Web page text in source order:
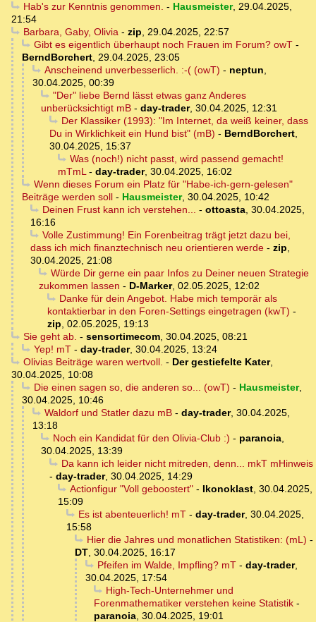
Hab's zur Kenntnis genommen. - Hausmeister, 29.04.2025,
21:54
Barbara, Gaby, Olivia- zip, 29.04.2025, 22:57
Gibt es eigentlich überhaupt noch Frauen im Forum? owT-
BerndBorchert, 29.04.2025, 23:05
Anscheinend unverbesserlich. :-( (owT) - neptun,
30.04.2025, 00:39
"Der" liebe Bernd lässt etwas ganz Anderes
unberücksichtigt mB - day-trader, 30.04.2025, 12:31
Der Klassiker (1993): "Im Internet, da weiß keiner, dass
Du in Wirklichkeit ein Hund bist" (mB) - BerndBorchert,
30.04.2025, 15:37
Was (noch!) nicht passt, wird passend gemacht!
mTmL- day-trader, 30.04.2025, 16:02
Wenn dieses Forum ein Platz für "Habe-ich-gern-gelesen"
Beiträge werden soll - Hausmeister, 30.04.2025, 10:42
Deinen Frust kann ich verstehen... - ottoasta, 30.04.2025,
16:16
Volle Zustimmung! Ein Forenbeitrag trägt jetzt dazu bei,
dass ich mich finanztechnisch neu orientieren werde - zip,
30.04.2025, 21:08
Würde Dir gerne ein paar Infos zu Deiner neuen Strategie
zukommen lassen - D-Marker, 02.05.2025, 12:02
Danke für dein Angebot. Habe mich temporär als
kontaktierbar in den Foren-Settings eingetragen (kwT) -
zip, 02.05.2025, 19:13
Sie geht ab. - sensortimecom, 30.04.2025, 08:21
Yep! mT- day-trader, 30.04.2025, 13:24
Olivias Beiträge waren wertvoll. - Der gestiefelte Kater,
30.04.2025, 10:08
Die einen sagen so, die anderen so... (owT) - Hausmeister,
30.04.2025, 10:46
Waldorf und Statler dazu mB- day-trader, 30.04.2025,
13:18
Noch ein Kandidat für den Olivia-Club :) - paranoia,
30.04.2025, 13:39
Da kann ich leider nicht mitreden, denn... mkT mHinweis
- day-trader, 30.04.2025, 14:29
Actionfigur "Voll geboostert"- Ikonoklast, 30.04.2025,
15:09
Es ist abenteuerlich! mT- day-trader, 30.04.2025,
15:58
Hier die Jahres und monatlichen Statistiken: (mL) -
DT, 30.04.2025, 16:17
Pfeifen im Walde, Impfling? mT- day-trader,
30.04.2025, 17:54
High-Tech-Unternehmer und
Forenmathematiker verstehen keine Statistik -
paranoia, 30.04.2025, 19:01